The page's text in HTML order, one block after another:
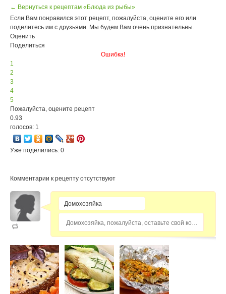
← Вернуться к рецептам «Блюда из рыбы»
Если Вам понравился этот рецепт, пожалуйста, оцените его или
поделитесь им с друзьями. Мы будем Вам очень признательны.
Оценить
Поделиться
Ошибка!
1
2
3
4
5
Пожалуйста, оцените рецепт
0.93
голосов: 1
Уже поделились: 0
Комментарии к рецепту отсутствуют
Домохозяйка, пожалуйста, оставьте свой комментарий...